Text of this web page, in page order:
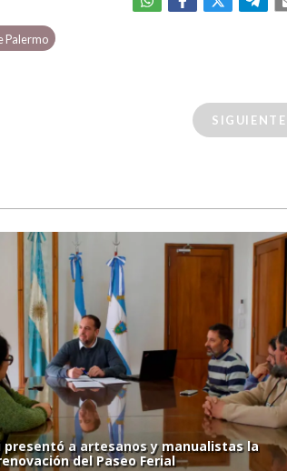
Palermo
SIGUIENTE
presentó a artesanos y manualistas la
del Paseo Ferial